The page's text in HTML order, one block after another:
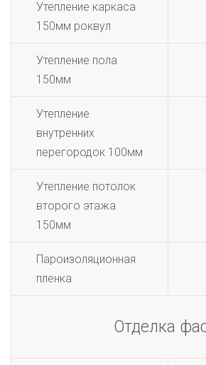
Утепление каркаса
150мм роквул
Утепление пола
150мм
Утепление
внутренних
перегородок 100мм
Утепление потолок
второго этажа
150мм
Пароизоляционная
пленка
Отделка